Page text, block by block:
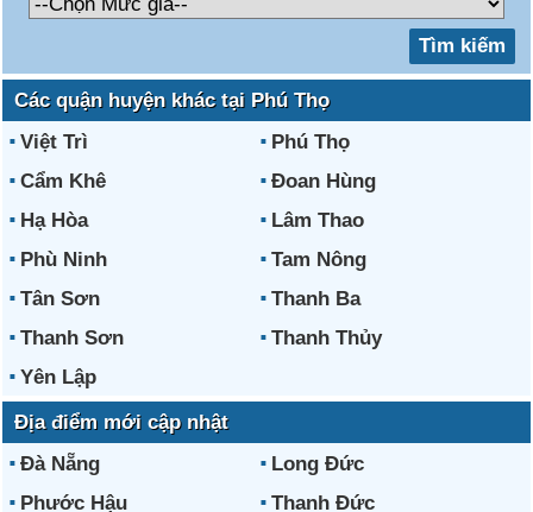
Các quận huyện khác tại Phú Thọ
Việt Trì
Phú Thọ
Cẩm Khê
Đoan Hùng
Hạ Hòa
Lâm Thao
Phù Ninh
Tam Nông
Tân Sơn
Thanh Ba
Thanh Sơn
Thanh Thủy
Yên Lập
Địa điểm mới cập nhật
Đà Nẵng
Long Đức
Phước Hậu
Thanh Đức